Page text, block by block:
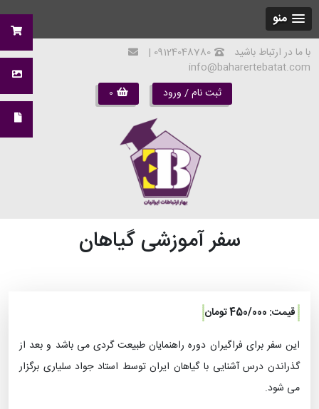
منو
با ما در ارتباط باشید
09124048780 |
info@baharertebatat.com
ثبت نام / ورود
0
سفر آموزشی گیاهان
قیمت: 450/000 تومان
این سفر برای فراگیران دوره راهنمایان طبیعت گردی می باشد و بعد از
گذراندن درس آشنایی با گیاهان ایران توسط استاد جواد سلیاری برگزار
می شود.